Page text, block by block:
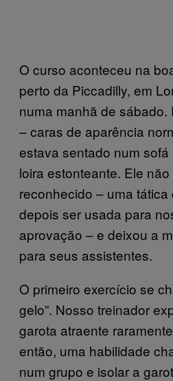
O curso aconteceu na
perto da Piccadilly, em
numa manhã de sábado.
– caras de aparência
estava sentado num
loira estonteante. Ele
reconhecido – uma
depois ser usada para
aprovação – e deixou a
para seus assistentes.
O primeiro exercício se
gelo”. Nosso treinador
garota atraente
então, uma habilidade
num grupo e isolar a